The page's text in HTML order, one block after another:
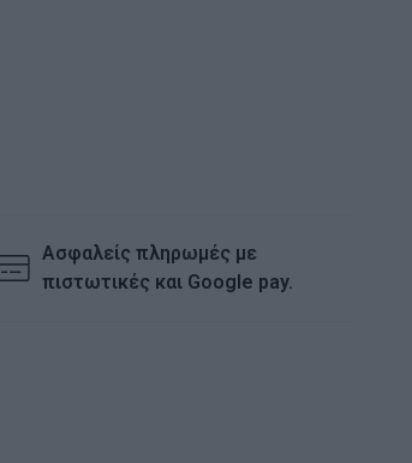
Ασφαλείς πληρωμές με
πιστωτικές και Google pay.